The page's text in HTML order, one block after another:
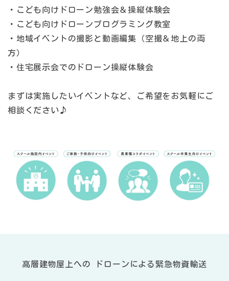
・こども向けドローン勉強会＆操縦体験会
・こども向けドローンプログラミング教室
・地域イベントの撮影と動画編集（空撮＆地上の両
方）
・住宅展示会でのドローン操縦体験会
まずは実施したいイベントなど、ご希望をお気軽にご
相談ください♪
高層建物屋上への ドローンによる緊急物資輸送